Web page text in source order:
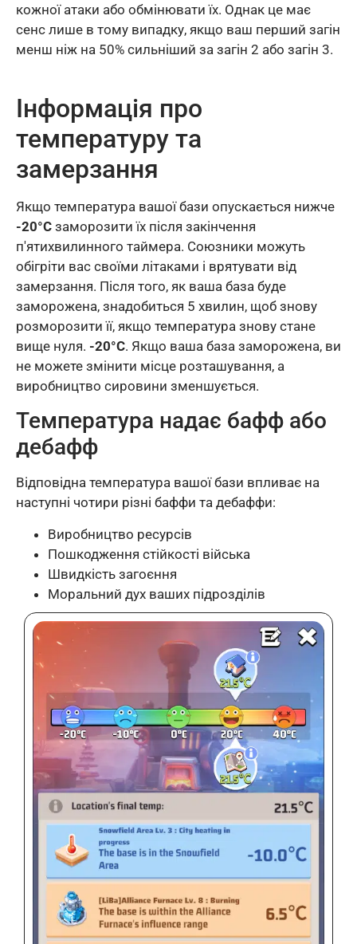
кожної атаки або обмінювати їх. Однак це має
сенс лише в тому випадку, якщо ваш перший загін
менш ніж на 50% сильніший за загін 2 або загін 3.
Інформація про
температуру та
замерзання
Якщо температура вашої бази опускається нижче
-20°C заморозити їх після закінчення
п'ятихвилинного таймера. Союзники можуть
обігріти вас своїми літаками і врятувати від
замерзання. Після того, як ваша база буде
заморожена, знадобиться 5 хвилин, щоб знову
розморозити її, якщо температура знову стане
вище нуля. -20°C. Якщо ваша база заморожена, ви
не можете змінити місце розташування, а
виробництво сировини зменшується.
Температура надає бафф або
дебафф
Відповідна температура вашої бази впливає на
наступні чотири різні баффи та дебаффи:
Виробництво ресурсів
Пошкодження стійкості війська
Швидкість загоєння
Моральний дух ваших підрозділів